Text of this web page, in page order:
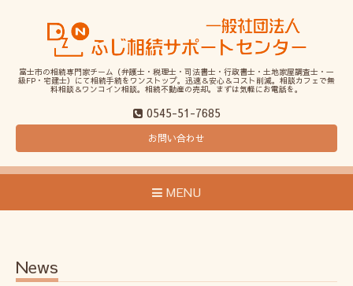
富士市の相続専門家チーム（弁護士・税理士・司法書士・行政書士・土地家屋調査士・一
級FP・宅建士）にて相続手続をワンストップ。迅速＆安心＆コスト削減。相談カフェで無
料相談＆ワンコイン相談。相続不動産の売却。まずは気軽にお電話を。
0545-51-7685
お問い合わせ
MENU
News